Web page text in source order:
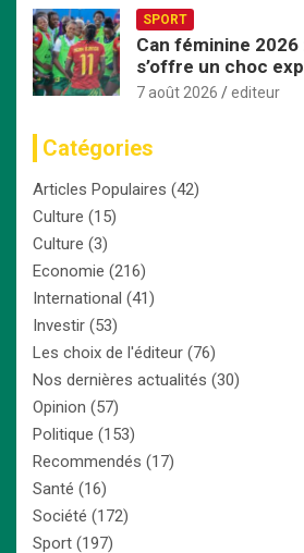
SPORT
Can féminine 2026
s’offre un choc
Nigeria en quart de
7 août 2026 editeur
Catégories
Articles Populaires (42)
Culture (15)
Culture (3)
Economie (216)
International (41)
Investir (53)
Les choix de l'éditeur (76)
Nos dernières actualités (30)
Opinion (57)
Politique (153)
Recommendés (17)
Santé (16)
Société (172)
Sport (197)